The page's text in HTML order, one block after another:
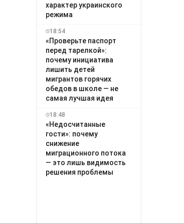
характер украинского
режима
18:54
«Проверьте паспорт
перед тарелкой»:
почему инициатива
лишить детей
мигрантов горячих
обедов в школе — не
самая лучшая идея
18:48
«Недосчитанные
гости»: почему
снижение
миграционного потока
— это лишь видимость
решения проблемы